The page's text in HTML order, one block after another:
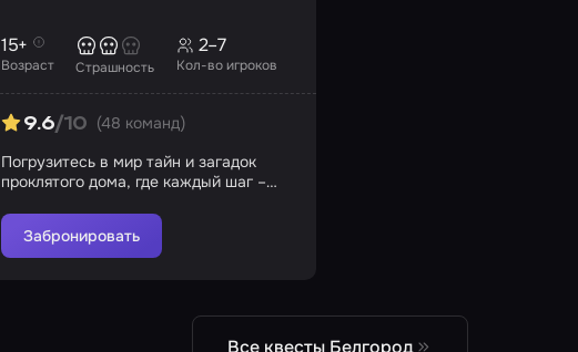
Возраст
15+
Страшность Кол-во игроков
2–7
9.6/10 (48 команд)
Погрузитесь в мир тайн и загадок
проклятого дома, где каждый шаг –
Забронировать
Все квесты Белгород